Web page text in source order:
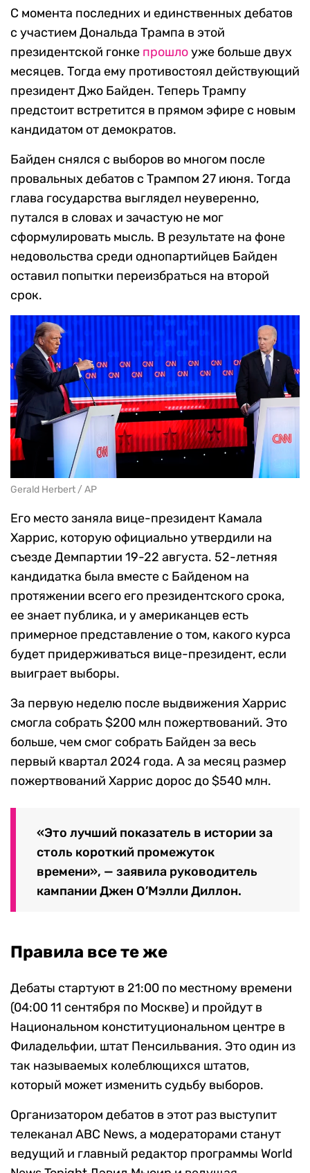
С момента последних и единственных дебатов
с участием Дональда Трампа в этой
президентской гонке прошлоуже больше двух
месяцев. Тогда ему противостоял действующий
президент Джо Байден. Теперь Трампу
предстоит встретится в прямом эфире с новым
кандидатом от демократов.
Байден снялся с выборов во многом после
провальных дебатов с Трампом 27 июня. Тогда
глава государства выглядел неуверенно,
путался в словах и зачастую не мог
сформулировать мысль. В результате на фоне
недовольства среди однопартийцев Байден
оставил попытки переизбраться на второй
срок.
Gerald Herbert / AP
Его место заняла вице-президент Камала
Харрис, которую официально утвердили на
съезде Демпартии 19-22 августа. 52-летняя
кандидатка была вместе с Байденом на
протяжении всего его президентского срока,
ее знает публика, и у американцев есть
примерное представление о том, какого курса
будет придерживаться вице-президент, если
выиграет выборы.
За первую неделю после выдвижения Харрис
смогла собрать $200 млн пожертвований. Это
больше, чем смог собрать Байден за весь
первый квартал 2024 года. А за месяц размер
пожертвований Харрис дорос до $540 млн.
«Это лучший показатель в истории за
столь короткий промежуток
времени», — заявила руководитель
кампании Джен О’Мэлли Диллон.
Правила все те же
Дебаты стартуют в 21:00 по местному времени
(04:00 11 сентября по Москве) и пройдут в
Национальном конституциональном центре в
Филадельфии, штат Пенсильвания. Это один из
так называемых колеблющихся штатов,
который может изменить судьбу выборов.
Организатором дебатов в этот раз выступит
телеканал ABC News, а модераторами станут
ведущий и главный редактор программы World